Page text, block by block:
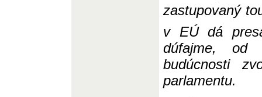
zastupovaný
v EÚ dá
dúfajme,
budúcnosti
parlamentu.